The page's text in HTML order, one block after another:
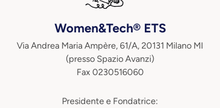
Women&Tech® ETS
Via Andrea Maria Ampère, 61/A, 20131 Milano MI
(presso Spazio Avanzi)
Fax 0230516060
Presidente e Fondatrice: